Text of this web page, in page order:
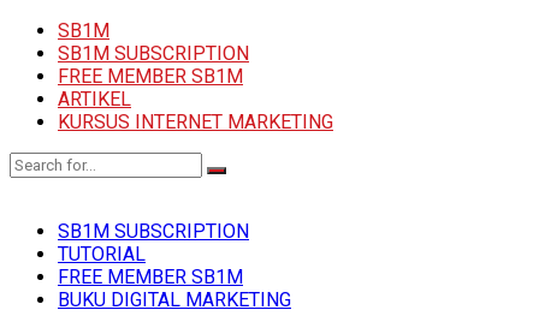
SB1M
SB1M SUBSCRIPTION
FREE MEMBER SB1M
ARTIKEL
KURSUS INTERNET MARKETING
SB1M SUBSCRIPTION
TUTORIAL
FREE MEMBER SB1M
BUKU DIGITAL MARKETING